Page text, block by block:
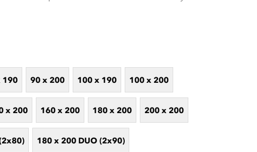
UNSEREN ONLINE SCHLAF-KONFIGURATOR
Schlafkonfigurator! Entdecken Sie mit wenigen Klicks Ihre idealen
Abfrage führt Sie durch Ihre persönlichen Vorlieben und
Produkte für Ihren erholsamen Schlaf zu ermitteln. Lassen
abgestimmten Kaufempfehlungen inspirieren und finden Sie die
die Ihren Schlaf auf das nächste Level heben!
190 90 x 200 100 x 190 100 x 200
x 200 160 x 200 180 x 200 200 x 200
180 x 200 DUO (2x90)